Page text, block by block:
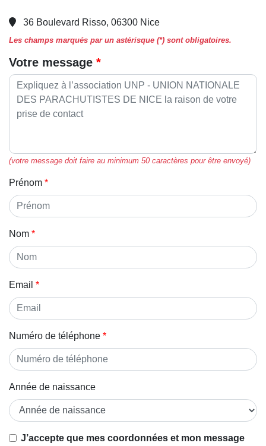
36 Boulevard Risso, 06300 Nice
Les champs marqués par un astérisque (*) sont obligatoires.
Votre message
(votre message doit faire au minimum 50 caractères pour être envoyé)
Prénom
Nom
Email
Numéro de téléphone
Année de naissance
J’accepte que mes coordonnées et mon message